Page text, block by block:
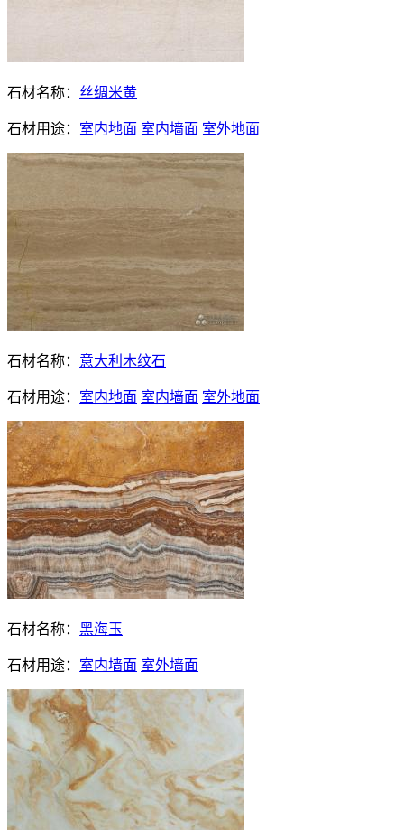
石材名称： 丝绸米黄
石材用途： 室内地面 室内墙面 室外地面
石材名称： 意大利木纹石
石材用途： 室内地面 室内墙面 室外地面
石材名称： 黑海玉
石材用途： 室内墙面 室外墙面